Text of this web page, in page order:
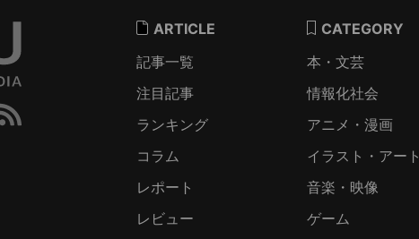
ARTICLE
記事一覧
注目記事
ランキング
コラム
レポート
レビュー
CATEGORY
本・文芸
情報化社会
アニメ・漫画
イラスト・アート
音楽・映像
ゲーム